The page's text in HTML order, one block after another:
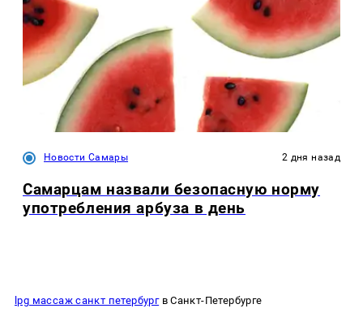
Новости Самары 2 дня назад
Самарцам назвали безопасную норму
употребления арбуза в день
lpg массаж санкт петербургв Санкт-Петербурге